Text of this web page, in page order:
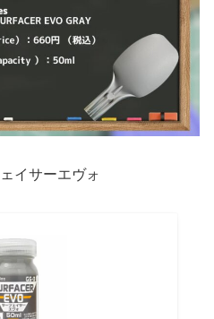
イサーエヴォ